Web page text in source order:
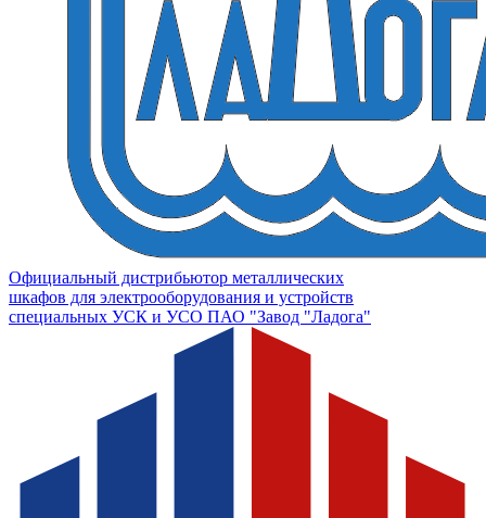
Официальный дистрибьютор металлических
шкафов для электрооборудования и устройств
специальных УСК и УСО ПАО "Завод "Ладога"